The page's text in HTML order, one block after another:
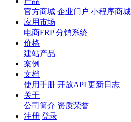
官方商城 企业门户 小程序商城
应用市场
电商ERP 分销系统
价格
建站产品
案例
文档
使用手册 开放API 更新日志
关于
公司简介 资质荣誉
注册 登录